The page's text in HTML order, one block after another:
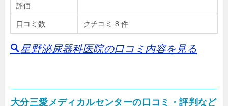
評価
口コミ数 クチコミ 8 件
星野泌尿器科医院の口コミ内容を見る
大分三愛メディカルセンターの口コミ・評判など